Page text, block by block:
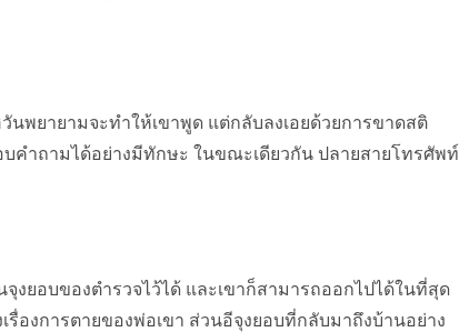
พยายามจะทำให้เขาพูด แต่กลับลงเอยด้วยการขาดสติ
คำถามได้อย่างมีทักษะ ในขณะเดียวกัน ปลายสายโทรศัพท์
ยอบของตำรวจไว้ได้ และเขาก็สามารถออกไปได้ในที่สุด
องการตายของพ่อเขา ส่วนอีจุงยอบที่กลับมาถึงบ้านอย่าง